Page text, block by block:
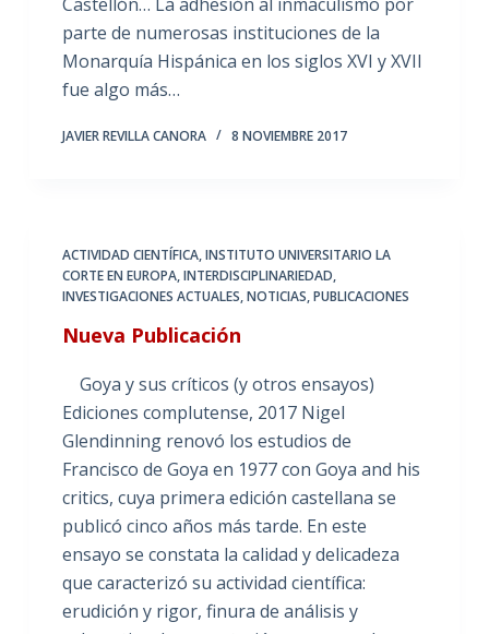
parte de numerosas instituciones de la
Monarquía Hispánica en los siglos XVI y XVII
fue algo más…
JAVIER REVILLA CANORA 8 NOVIEMBRE 2017
ACTIVIDAD CIENTÍFICA,INSTITUTO UNIVERSITARIO LA
CORTE EN EUROPA,INTERDISCIPLINARIEDAD,
INVESTIGACIONES ACTUALES,NOTICIAS,PUBLICACIONES
Nueva Publicación
Goya y sus críticos (y otros ensayos)
Ediciones complutense, 2017 Nigel
Glendinning renovó los estudios de
Francisco de Goya en 1977 con Goya and his
critics, cuya primera edición castellana se
publicó cinco años más tarde. En este
ensayo se constata la calidad y delicadeza
que caracterizó su actividad científica:
erudición y rigor, finura de análisis y